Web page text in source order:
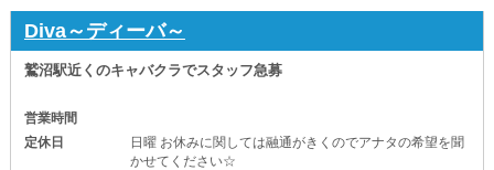
Diva～ディーバ～
鷲沼駅近くのキャバクラでスタッフ急募
営業時間
定休日
日曜 お休みに関しては融通がきくのでアナタの希望を聞
かせてください☆